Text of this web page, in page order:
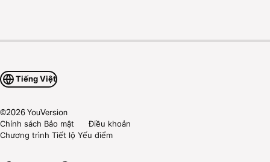
Tiếng Việt
©2026YouVersion
Chính sách Bảo mật
Điều khoản
Chương trình Tiết lộ Yếu điểm